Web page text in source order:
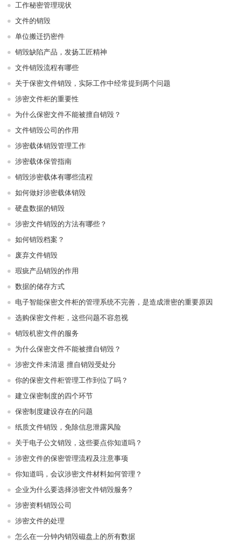
工作秘密管理现状
文件的销毁
单位搬迁扔密件
销毁缺陷产品，发扬工匠精神
文件销毁流程有哪些
关于保密文件销毁，实际工作中经常提到两个问题
涉密文件柜的重要性
为什么保密文件不能被擅自销毁？
文件销毁公司的作用
涉密载体销毁管理工作
涉密载体保管指南
销毁涉密载体有哪些流程
如何做好涉密载体销毁
硬盘数据的销毁
涉密文件销毁的方法有哪些？
如何销毁档案？
废弃文件销毁
瑕疵产品销毁的作用
数据的储存方式
电子智能保密文件柜的管理系统不完善，是造成泄密的重要原因
选购保密文件柜，这些问题不容忽视
销毁机密文件的服务
为什么保密文件不能被擅自销毁？
涉密文件未清退 擅自销毁受处分
你的保密文件柜管理工作到位了吗？
建立保密制度的四个环节
保密制度建设存在的问题
纸质文件销毁，免除信息泄露风险
关于电子公文销毁，这些要点你知道吗？
涉密文件的保密管理流程及注意事项
你知道吗，会议涉密文件材料如何管理？
企业为什么要选择涉密文件销毁服务?
涉密资料销毁公司
涉密文件的处理
怎么在一分钟内销毁磁盘上的所有数据